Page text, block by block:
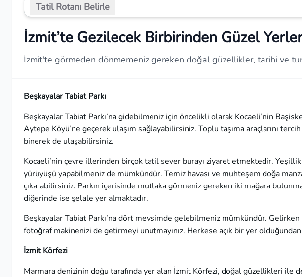
Tatil Rotanı Belirle
İzmit’te Gezilecek Birbirinden Güzel Yerler
İzmit'te görmeden dönmemeniz gereken doğal güzellikler, tarihi ve
Beşkayalar Tabiat Parkı
Beşkayalar Tabiat Parkı’na gidebilmeniz için öncelikli olarak Kocaeli’nin
Aytepe Köyü’ne geçerek ulaşım sağlayabilirsiniz. Toplu taşıma araçlarını
binerek de ulaşabilirsiniz.
Kocaeli’nin çevre illerinden birçok tatil sever burayı ziyaret etmektedir.
yürüyüşü yapabilmeniz de mümkündür. Temiz havası ve muhteşem doğa
çıkarabilirsiniz. Parkın içerisinde mutlaka görmeniz gereken iki mağara
diğerinde ise şelale yer almaktadır.
Beşkayalar Tabiat Parkı’na dört mevsimde gelebilmeniz mümkündür.
fotoğraf makinenizi de getirmeyi unutmayınız. Herkese açık bir yer
İzmit Körfezi
Marmara denizinin doğu tarafında yer alan İzmit Körfezi, doğal güzellikleri ile